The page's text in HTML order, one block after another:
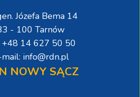
Józefa Bema 14
- 100 Tarnów
+48 14 627 50 50
info@rdn.pl
NOWY SĄCZ